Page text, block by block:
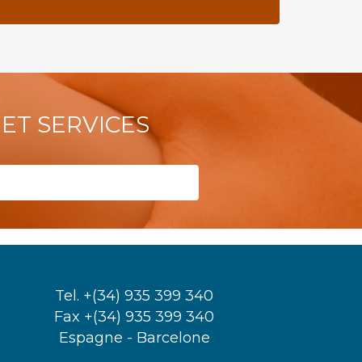
SERVICES
Tel. +(34) 935 399 340
Fax +(34) 935 399 340
Espagne - Barcelone